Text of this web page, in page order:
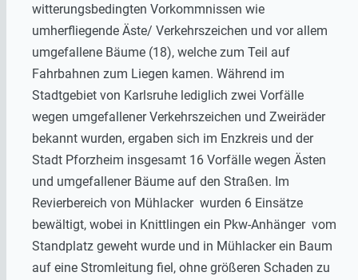
witterungsbedingten Vorkommnissen wie
umherfliegende Äste/ Verkehrszeichen und vor allem
umgefallene Bäume (18), welche zum Teil auf
Fahrbahnen zum Liegen kamen. Während im
Stadtgebiet von Karlsruhe lediglich zwei Vorfälle
wegen umgefallener Verkehrszeichen und Zweiräder
bekannt wurden, ergaben sich im Enzkreis und der
Stadt Pforzheim insgesamt 16 Vorfälle wegen Ästen
und umgefallener Bäume auf den Straßen. Im
Revierbereich von Mühlacker wurden 6 Einsätze
bewältigt, wobei in Knittlingen ein Pkw-Anhänger vom
Standplatz geweht wurde und in Mühlacker ein Baum
auf eine Stromleitung fiel, ohne größeren Schaden zu